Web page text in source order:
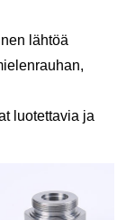
lähtöä
luotettavia ja